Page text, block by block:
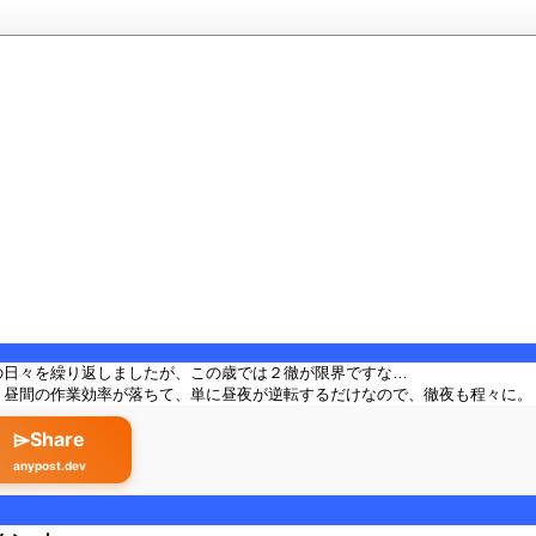
日々を繰り返しましたが、この歳では２徹が限界ですな…
間の作業効率が落ちて、単に昼夜が逆転するだけなので、徹夜も程々に。
⌲Share
anypost.dev